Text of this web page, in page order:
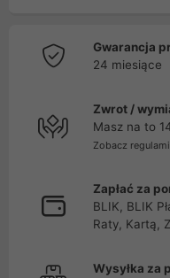
Gwarancja
24 miesiące
Zwrot /
Masz na to
Zobacz
Zapłać za
BLIK, BLIK
Raty, Kartą,
Wysyłka za